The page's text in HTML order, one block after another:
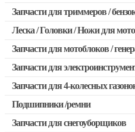
Запчасти для триммеров /
Запчасти для Китайских
Запчасти для мотокос
Леска / Головки / Ножи для
Запчасти для мотоблоков /
Запчасти для
Двигатели, редукторы
Выключатели,
Запчасти для
Запчасти для 4-колесных
Подшипники /ремни
Запчасти для снегоуборщиков